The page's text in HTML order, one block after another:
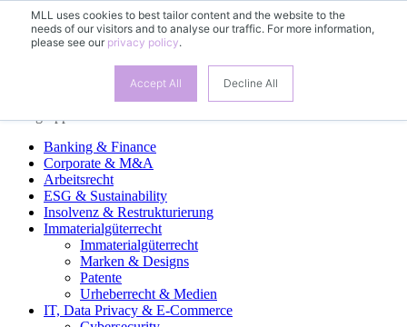
MLL uses cookies to best tailor content and the website to the
needs of our visitors and to analyse our traffic. For more information,
please see our privacy policy.
Accept All Decline All
FRES
Banking & Finance
Corporate & M&A
Arbeitsrecht
ESG & Sustainability
Insolvenz & Restrukturierung
Immaterialgüterrecht
Immaterialgüterrecht
Marken & Designs
Patente
Urheberrecht & Medien
IT, Data Privacy & E-Commerce